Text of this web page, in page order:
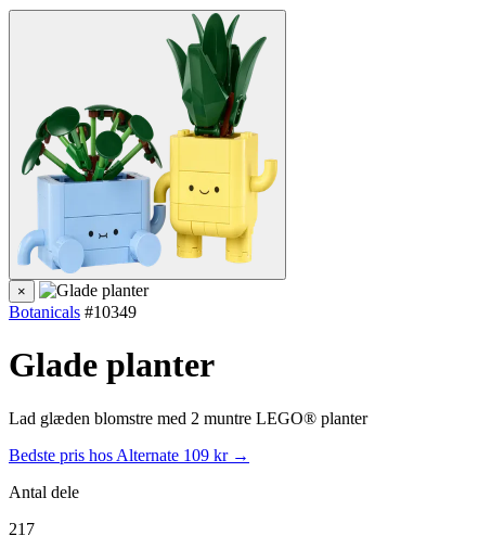
×
Botanicals #10349
Glade planter
Lad glæden blomstre med 2 muntre LEGO® planter
Bedste pris hos Alternate 109 kr →
Antal dele
217